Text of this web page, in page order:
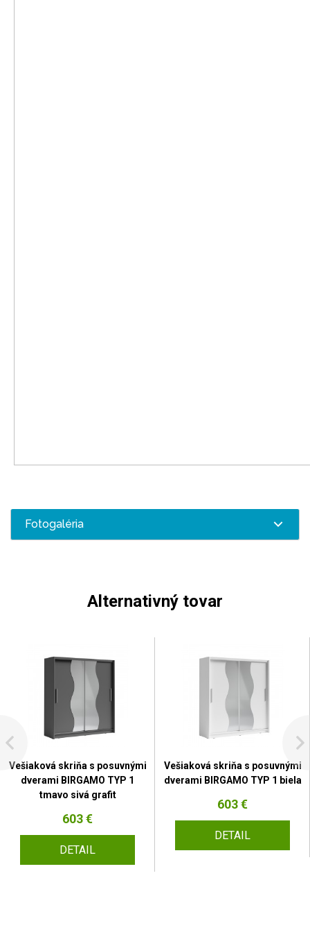
Fotogaléria
Alternativný tovar
Vešiaková skriňa s posuvnými
dverami BIRGAMO TYP 1
tmavo sivá grafit
603 €
DETAIL
Vešiaková skriňa s posuvnými
dverami BIRGAMO TYP 1 biela
603 €
DETAIL